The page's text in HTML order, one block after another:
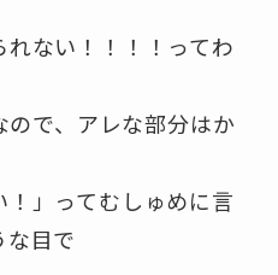
ない！！！！ってわ
で、アレな部分はか
」ってむしゅめに言
な目で